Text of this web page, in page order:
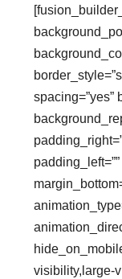
spacing=”yes”
visibility,large-